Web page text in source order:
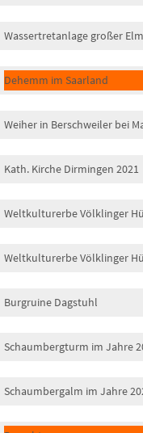
Wassertretanlage großer
Dehemm im Saarland
Weiher in Berschweiler bei
Kath. Kirche Dirmingen 2021
Weltkulturerbe Völklinger
Weltkulturerbe Völklinger
Burgruine Dagstuhl
Schaumbergturm im Jahre
Schaumbergalm im Jahre